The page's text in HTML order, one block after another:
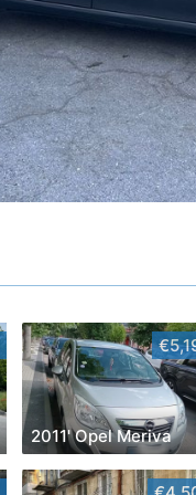
2011' Opel Meriva